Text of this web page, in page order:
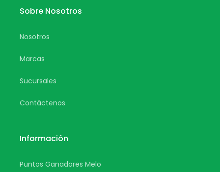
Sobre Nosotros
Nosotros
Marcas
Sucursales
Contáctenos
Información
Puntos Ganadores Melo